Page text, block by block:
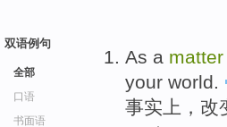
双语例句
全部
口语
书面语
As a matter
your world.
事实上，改